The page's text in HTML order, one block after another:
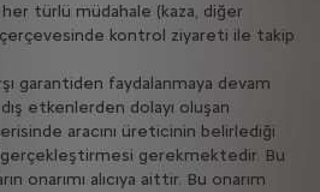
türlü müdahale (kaza, diğer
çerçevesinde kontrol ziyareti ile takip
garantiden faydalanmaya devam
dış etkenlerden dolayı oluşan
aracını üreticinin belirlediği
gerçekleştirmesi gerekmektedir. Bu
onarımı alıcıya aittir. Bu onarım